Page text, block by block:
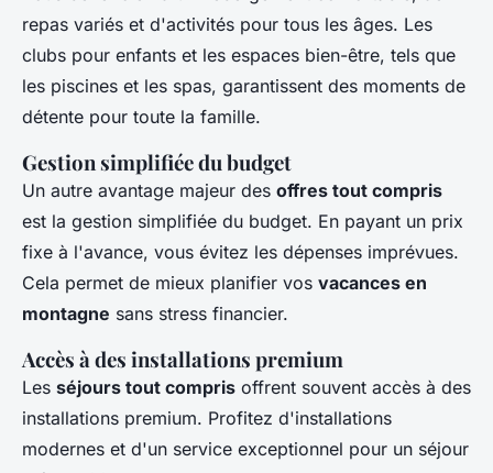
repas variés et d'activités pour tous les âges. Les
clubs pour enfants et les espaces bien-être, tels que
les piscines et les spas, garantissent des moments de
détente pour toute la famille.
Gestion simplifiée du budget
Un autre avantage majeur des offres tout compris
est la gestion simplifiée du budget. En payant un prix
fixe à l'avance, vous évitez les dépenses imprévues.
Cela permet de mieux planifier vos vacances en
montagne sans stress financier.
Accès à des installations premium
Les séjours tout compris offrent souvent accès à des
installations premium. Profitez d'installations
modernes et d'un service exceptionnel pour un séjour